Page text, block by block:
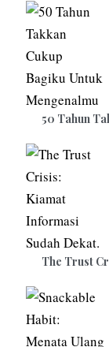
50 Tahun
The Trust